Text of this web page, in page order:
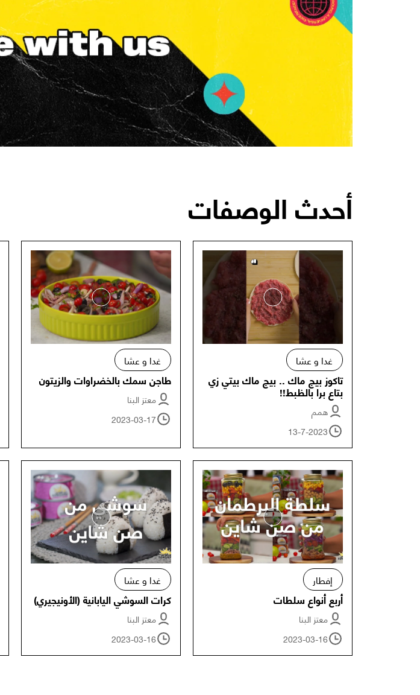
أحدث الوصفات
غدا و عشا
تاكوز بيج ماك .. بيج ماك بيتي زي
بتاع برا بالظبط!!
همم
13-7-2023
غدا و عشا
طاجن سمك بالخضراوات والزيتون
معتز البنا
2023-03-17
إفطار
أربع أنواع سلطات
معتز البنا
2023-03-16
غدا و عشا
كرات السوشي اليابانية (الأونيجيري)
معتز البنا
2023-03-16